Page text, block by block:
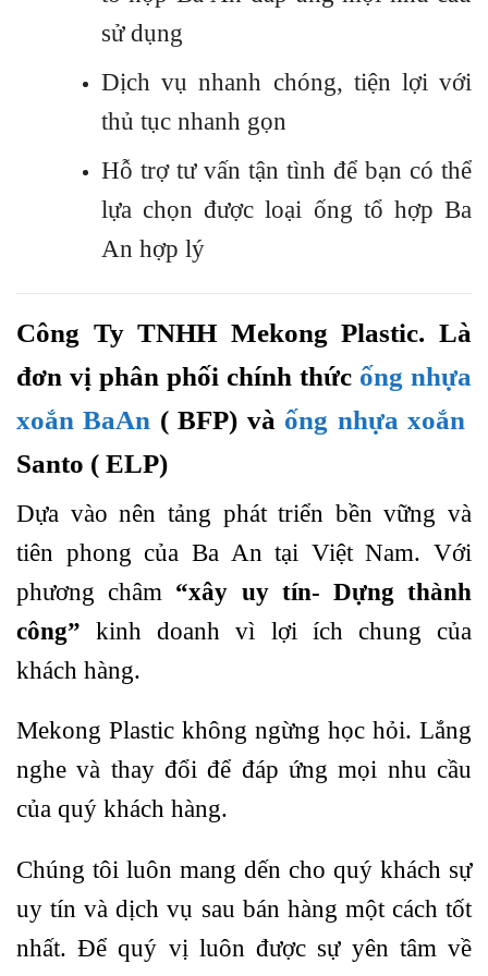
sử dụng
Dịch vụ nhanh chóng, tiện lợi với
thủ tục nhanh gọn
Hỗ trợ tư vấn tận tình để bạn có thể
lựa chọn được loại ống tổ hợp Ba
An hợp lý
Công Ty TNHH Mekong Plastic. Là
đơn vị phân phối chính thức ống nhựa
xoắn BaAn ( BFP) và ống nhựa xoắn
Santo ( ELP)
Dựa vào nên tảng phát triển bền vững và
tiên phong của Ba An tại Việt Nam. Với
phương châm “xây uy tín- Dựng thành
công” kinh doanh vì lợi ích chung của
khách hàng.
Mekong Plastic không ngừng học hỏi. Lắng
nghe và thay đổi để đáp ứng mọi nhu cầu
của quý khách hàng.
Chúng tôi luôn mang dến cho quý khách sự
uy tín và dịch vụ sau bán hàng một cách tốt
nhất. Để quý vị luôn được sự yên tâm về